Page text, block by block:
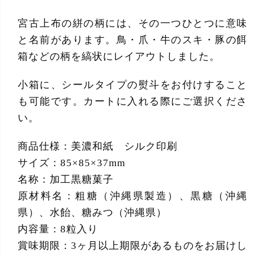
宮古上布の絣の柄には、その一つひとつに意味
と名前があります。鳥・爪・牛のスキ・豚の餌
箱などの柄を縞状にレイアウトしました。
小箱に、シールタイプの熨斗をお付けすること
も可能です。カートに入れる際にご選択くださ
い。
商品仕様：美濃和紙 シルク印刷
サイズ：85×85×37mm
名称：加工黒糖菓子
原材料名：粗糖（沖縄県製造）、黒糖（沖縄
県）、水飴、糖みつ（沖縄県）
内容量：8粒入り
賞味期限：3ヶ月以上期限があるものをお届けし